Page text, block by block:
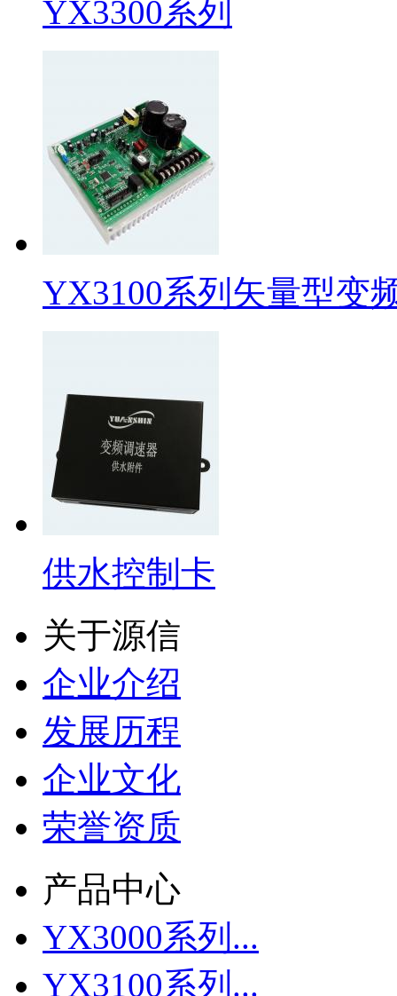
YX3300系列
YX3100系列矢量型变
供水控制卡
关于源信
企业介绍
发展历程
企业文化
荣誉资质
产品中心
YX3000系列...
YX3100系列...